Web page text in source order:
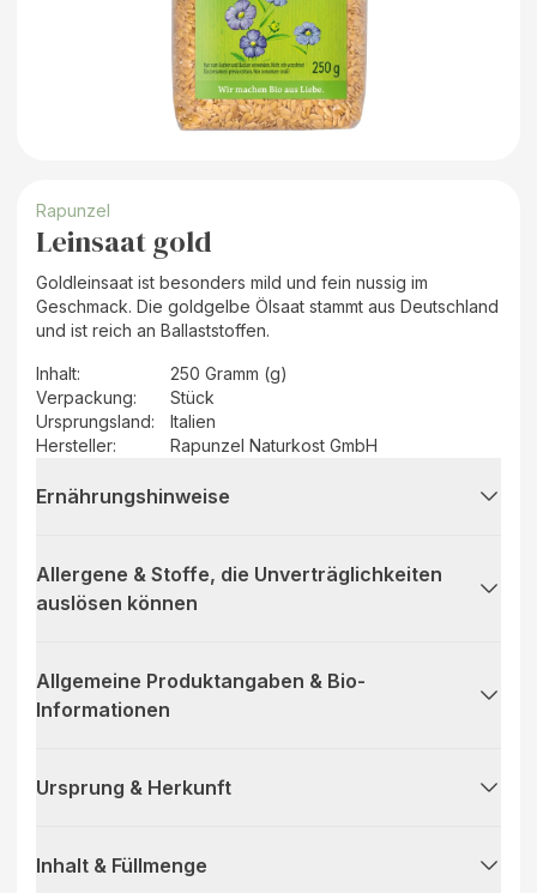
Rapunzel
Leinsaat gold
Goldleinsaat ist besonders mild und fein nussig im
Geschmack. Die goldgelbe Ölsaat stammt aus Deutschland
und ist reich an Ballaststoffen.
Inhalt:
250 Gramm (g)
Verpackung:
Stück
Ursprungsland:
Italien
Hersteller: Rapunzel Naturkost GmbH
Ernährungshinweise
Allergene & Stoffe, die Unverträglichkeiten
auslösen können
Allgemeine Produktangaben & Bio-
Informationen
Ursprung & Herkunft
Inhalt & Füllmenge